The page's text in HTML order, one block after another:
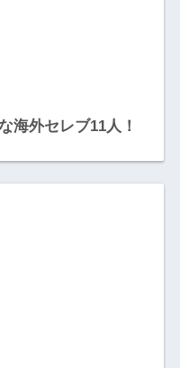
海外セレブ11人！